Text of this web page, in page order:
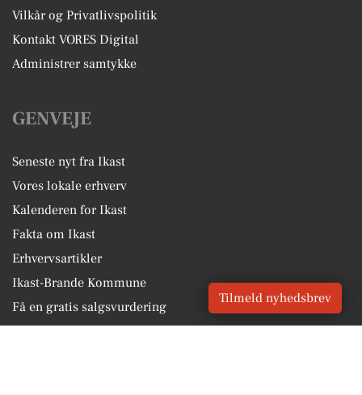
Vilkår og Privatlivspolitik
Kontakt VORES Digital
Administrer samtykke
GENVEJE
Seneste nyt fra Ikast
Vores lokale erhverv
Kalenderen for Ikast
Fakta om Ikast
Erhvervsartikler
Ikast-Brande Kommune
Få en gratis salgsvurdering
Tilmeld nyhedsbrev